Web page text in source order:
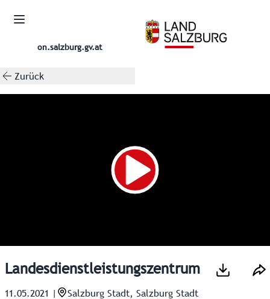
on.salzburg.gv.at
Zurück
Landesdienstleistungszentrum
11.05.2021
Salzburg Stadt, Salzburg Stadt